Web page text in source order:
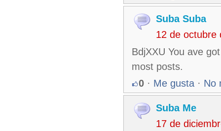
Suba Suba
12 de octubre
BdjXXU You ave
most posts.
0 · Me gusta · No
Suba Me
17 de